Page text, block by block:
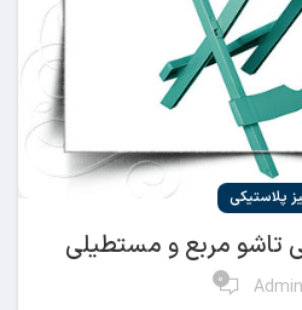
پلاستیکی
تاشو مربع و مستطیلی
Admin
0